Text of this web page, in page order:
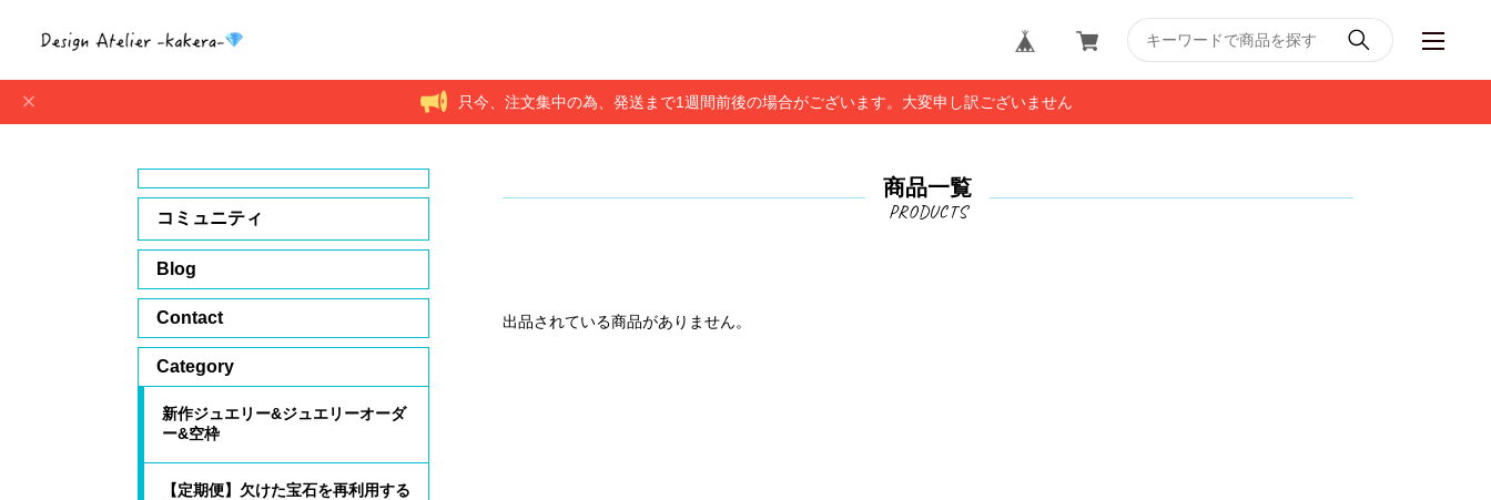
只今、注文集中の為、発送まで1週間前後の場合がございます。大変申し訳ございません
コミュニティ
Blog
Contact
Category
新作ジュエリー&ジュエリーオーダ
ー&空枠
【定期便】欠けた宝石を再利用する
商品一覧
出品されている商品がありません。